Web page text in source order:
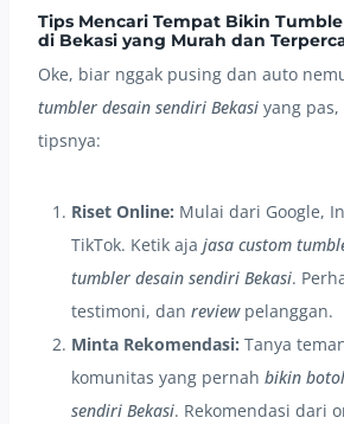
Tips Mencari Tempat Bikin
di Bekasi yang Murah dan
Oke, biar nggak pusing dan auto
tumbler desain sendiri Bekasi yang
tipsnya:
Riset Online: Mulai dari Google,
TikTok. Ketik aja jasa custom
tumbler desain sendiri Bekasi.
testimoni, dan reviewpelanggan.
Minta Rekomendasi: Tanya
komunitas yang pernah bikin
sendiri Bekasi. Rekomendasi dari